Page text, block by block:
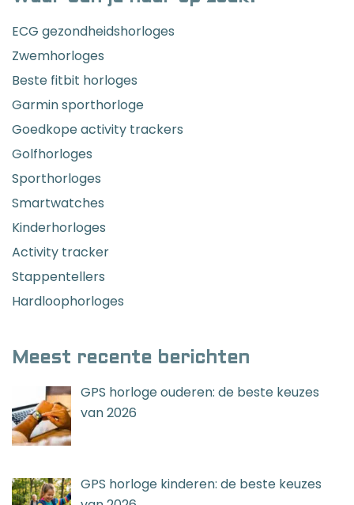
ECG gezondheidshorloges
Zwemhorloges
Beste fitbit horloges
Garmin sporthorloge
Goedkope activity trackers
Golfhorloges
Sporthorloges
Smartwatches
Kinderhorloges
Activity tracker
Stappentellers
Hardloophorloges
Meest recente berichten
GPS horloge ouderen: de beste keuzes
van 2026
GPS horloge kinderen: de beste keuzes